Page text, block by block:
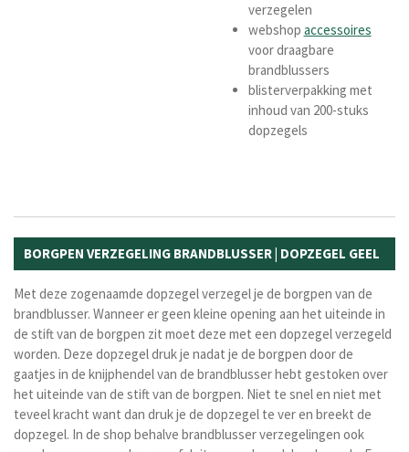
verzegelen
webshop accessoires
voor draagbare
brandblussers
blisterverpakking met
inhoud van 200-stuks
dopzegels
BORGPEN VERZEGELING BRANDBLUSSER | DOPZEGEL GEEL
Met deze zogenaamde dopzegel verzegel je de borgpen van de
brandblusser. Wanneer er geen kleine opening aan het uiteinde in
de stift van de borgpen zit moet deze met een dopzegel verzegeld
worden. Deze dopzegel druk je nadat je de borgpen door de
gaatjes in de knijphendel van de brandblusser hebt gestoken over
het uiteinde van de stift van de borgpen. Niet te snel en niet met
teveel kracht want dan druk je de dopzegel te ver en breekt de
dopzegel. In de shop behalve brandblusser verzegelingen ook